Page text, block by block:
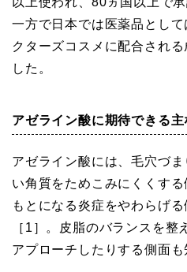
一方で日本では医薬品とし
クターズコスメに配合され
した。
アゼライン酸に期待できる主
アゼライン酸には、毛穴づ
い角質をためこみにくくす
もとになる炎症をやわらげ
［1］。皮脂のバランスを整
アプローチしたりする側面も